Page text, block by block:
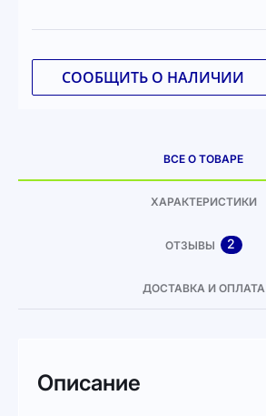
СООБЩИТЬ О НАЛИЧИИ
ВСЕ О ТОВАРЕ
ХАРАКТЕРИСТИКИ
ОТЗЫВЫ 2
ДОСТАВКА И ОПЛАТА
Описание